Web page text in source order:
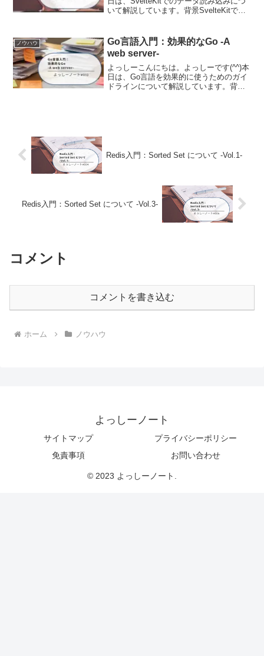
いて解説しています。背景SvelteKitでの
して記事に残しました。Svelte...
ノウハウ
Go言語入門：効果的なGo -A
web server-
よっしーこんにちは。よっしーです(^^)本
日は、Go言語を効果的に使うためのガイ
ドラインについて解説しています。背景
Redis入門：Sorted Set について -Vol.1-
Redis入門：Sorted Set について -Vol.3-
コメント
コメントを書き込む
ホーム ノウハウ
よっしーノート
サイトマップ
プライバシーポリシー
免責事項
お問い合わせ
© 2023 よっしーノート.